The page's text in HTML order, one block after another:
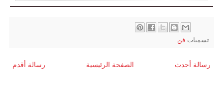
تسميات فن
رسالة أحدث رسالة أقدم الصفحة الرئيسية